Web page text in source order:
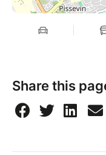
Share this